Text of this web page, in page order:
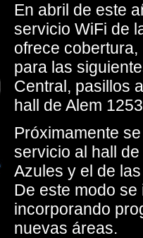
En abril de este
servicio WiFi de
ofrece cobertura,
para las
Central, pasillos
hall de Alem
Próximamente
servicio al hall
Azules y el de
De este modo se
incorporando
nuevas áreas.